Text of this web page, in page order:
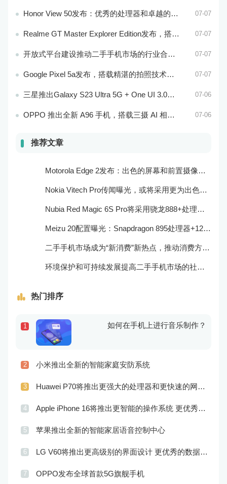
Honor View 50发布：优秀的处理器和卓越的音频效果 07-07
Realme GT Master Explorer Edition发布，搭载卓越的摄像头和高效的处理器 07-07
开放式平台建设推动二手手机市场的行业合作与共赢 07-07
Google Pixel 5a发布，搭载精湛的拍照技术和处理器 07-07
三星推出Galaxy S23 Ultra 5G + One UI 3.0，搭载骁龙888处理器和一亿像素主摄像头 07-06
OPPO 推出全新 A96 手机，搭载三摄 AI 相机和超大电池容量 07-06
推荐文章
Motorola Edge 2发布：出色的屏幕和前置摄像头系统
Nokia Vitech Pro传闻曝光，或将采用更为出色的相机和屏幕技术
Nubia Red Magic 6S Pro将采用骁龙888+处理器和165Hz刷新率：游戏性能更强
Meizu 20配置曝光：Snapdragon 895处理器+120Hz屏幕
二手手机市场成为“新消费”新热点，推动消费方式的转型与升级
环境保护和可持续发展提高二手手机市场的社会责任感和可持续性
热门排序
1 如何在手机上进行音乐制作？
2 小米推出全新的智能家庭安防系统
3 Huawei P70将推出更强大的处理器和更快速的网络连接
4 Apple iPhone 16将推出更智能的操作系统 更优秀的音频效果
5 苹果推出全新的智能家居语音控制中心
6 LG V60将推出更高级别的界面设计 更优秀的数据隐私保护
7 OPPO发布全球首款5G旗舰手机